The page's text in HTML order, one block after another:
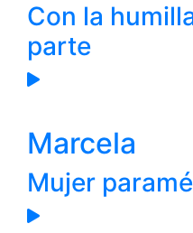
Con la
parte
Marcela
Mujer